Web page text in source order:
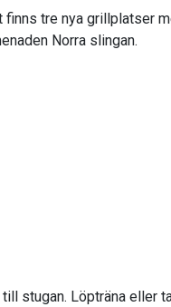
tre nya grillplatser
Norra slingan.
stugan. Löpträna eller